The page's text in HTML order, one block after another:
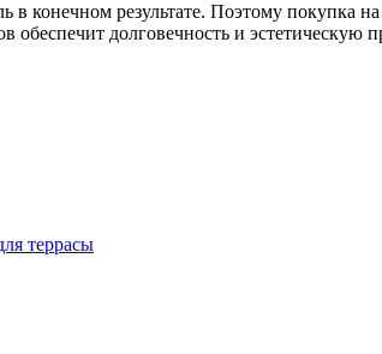
результате. Поэтому покупка
долговечность и эстетическую
террасы